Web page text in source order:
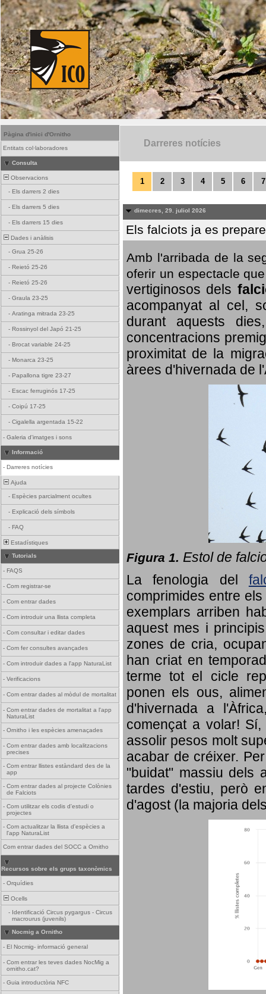
Pàgina d'inici d'Ornitho
Entitats col·laboradores
Consulta
Observacions
- Els darrers 2 dies
- Els darrers 5 dies
- Els darrers 15 dies
Dades i anàlisis
- Grua 25-26
- Reietó 25-26
- Reietó 25-26
- Graula 23-25
- Aratinga mitrada 23-25
- Rossinyol del Japó 21-25
- Brocat variable 24-25
- Monarca 23-25
- Papallona tigre 23-27
- Escac ferruginós 17-25
- Coipú 17-25
- Cigalella argentada 15-22
- Galeria d'imatges i sons
Informació
- Darreres notícies
Ajuda
- Espècies parcialment ocultes
- Explicació dels símbols
- FAQ
Estadístiques
Tutorials
- FAQS
- Com registrar-se
- Com entrar dades
- Com introduir una llista completa
- Com consultar i editar dades
- Com fer consultes avançades
- Com introduir dades a l'app NaturaList
- Verificacions
- Com entrar dades al mòdul de mortalitat
- Com entrar dades de mortalitat a l'app
NaturaList
- Ornitho i les espècies amenaçades
- Com entrar dades amb localitzacions
precises
- Com entrar llistes estàndard des de la
app
- Com entrar dades al projecte Colònies
de Falciots
- Com utilitzar els codis d'estudi o
projectes
- Com actualitzar la llista d'espècies a
l'app NaturaList
Com entrar dades del SOCC a Ornitho
Recursos sobre els grups taxonòmics
- Orquídies
Ocells
- Identificació Circus pygargus - Circus
macrourus (juvenils)
Nocmig a Ornitho
- El Nocmig- informació general
- Com entrar les teves dades NocMig a
ornitho.cat?
- Guia introductòria NFC
Darreres notícies
1 2 3 4 5 6 7
dimecres, 29. juliol 2026
Els falciots ja es
Amb l'arribada de la
oferir un espectacle
vertiginosos dels
acompanyat al cel,
durant aquests
concentracions
proximitat de la
àrees d'hivernada de
Figura 1. Estol de
La fenologia del
comprimides entre
exemplars arriben
aquest mes i
zones de cria,
han criat en
terme tot el cicle
ponen els ous,
d'hivernada a
començat a volar!
assolir pesos molt
acabar de créixer.
"buidat" massiu dels
tardes d'estiu, però
d'agost (la majoria